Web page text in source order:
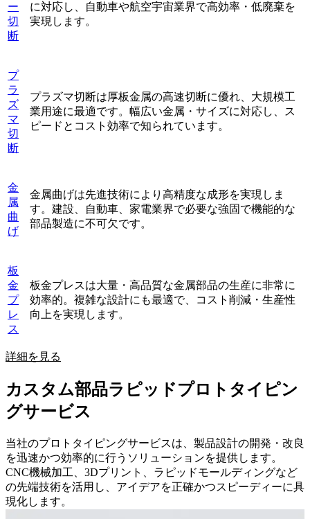
ー
切
断
に対応し、自動車や航空宇宙業界で高効率・低廃棄を
実現します。
プ
ラ
ズ
マ
切
断
プラズマ切断は厚板金属の高速切断に優れ、大規模工
業用途に最適です。幅広い金属・サイズに対応し、ス
ピードとコスト効率で知られています。
金
属
曲
げ
金属曲げは先進技術により高精度な成形を実現しま
す。建設、自動車、家電業界で必要な強固で機能的な
部品製造に不可欠です。
板
金
プ
レ
ス
板金プレスは大量・高品質な金属部品の生産に非常に
効率的。複雑な設計にも最適で、コスト削減・生産性
向上を実現します。
詳細を見る
カスタム部品ラピッドプロトタイピン
グサービス
当社のプロトタイピングサービスは、製品設計の開発・改良
を迅速かつ効率的に行うソリューションを提供します。
CNC機械加工、3Dプリント、ラピッドモールディングなど
の先端技術を活用し、アイデアを正確かつスピーディーに具
現化します。